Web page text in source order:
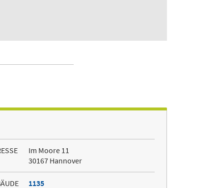
Im Moore 11
30167 Hannover
1135